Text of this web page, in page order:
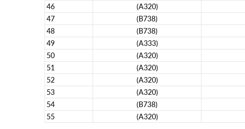
46
(A320)
47
(B738)
48
(B738)
49
(A333)
50
(A320)
51
(A320)
52
(A320)
53
(A320)
54
(B738)
55
(A320)